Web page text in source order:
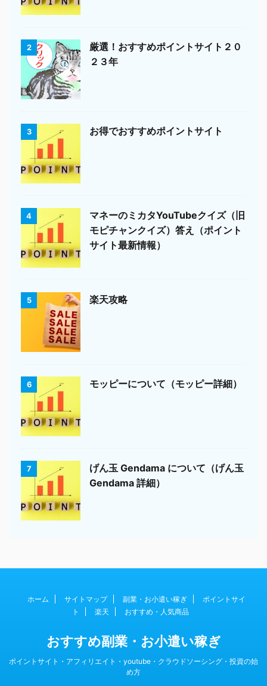
2
厳選！おすすめポイントサイト２０
２３年
3 お得でおすすめポイントサイト
4
マネーのミカタYouTubeクイズ（旧
モピチャンクイズ）答え（ポイント
サイト最新情報）
5 楽天攻略
6 モッピーについて（モッピー詳細）
7
げん玉 Gendama について（げん玉
Gendama 詳細）
ホーム サイトマップ 副業・お小遣い稼ぎ
ポイントサイ
ト
楽天 おすすめ・人気商品
おすすめ副業・お小遣い稼ぎ
ポイントサイト・アフィリエイト・youtube・クラウドソーシング・投資の始
め方